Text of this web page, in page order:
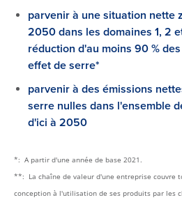
parvenir à une situation nette
2050 dans les domaines 1, 2
réduction d'au moins 90 %
effet de serre*
parvenir à des émissions
serre nulles dans l'ensemble
d'ici à 2050
*: A partir d'une année de base 2021.
**: La chaîne de valeur d'une entreprise couvre
conception à l'utilisation de ses produits par les